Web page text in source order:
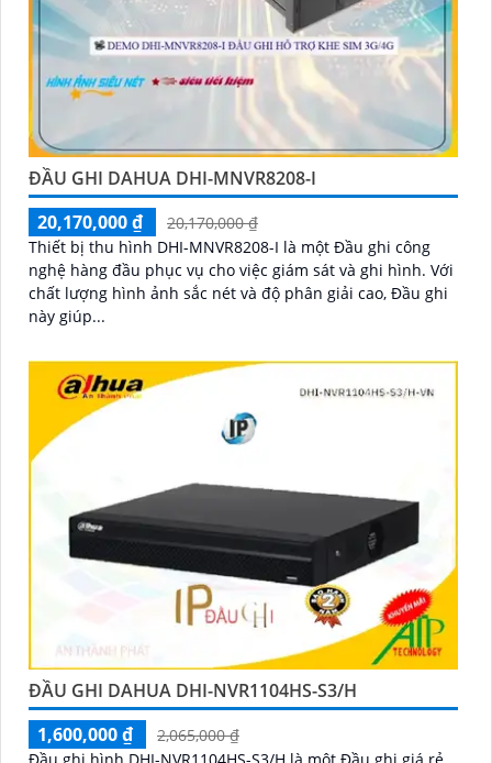
ĐẦU GHI DAHUA DHI-MNVR8208-I
20,170,000 ₫
20,170,000 ₫
Thiết bị thu hình DHI-MNVR8208-I là một Đầu ghi công
nghệ hàng đầu phục vụ cho việc giám sát và ghi hình. Với
chất lượng hình ảnh sắc nét và độ phân giải cao, Đầu ghi
này giúp...
ĐẦU GHI DAHUA DHI-NVR1104HS-S3/H
1,600,000 ₫
2,065,000 ₫